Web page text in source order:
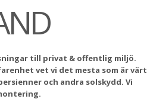
till privat & offentlig miljö.
vet vi det mesta som är värt
och andra solskydd. Vi